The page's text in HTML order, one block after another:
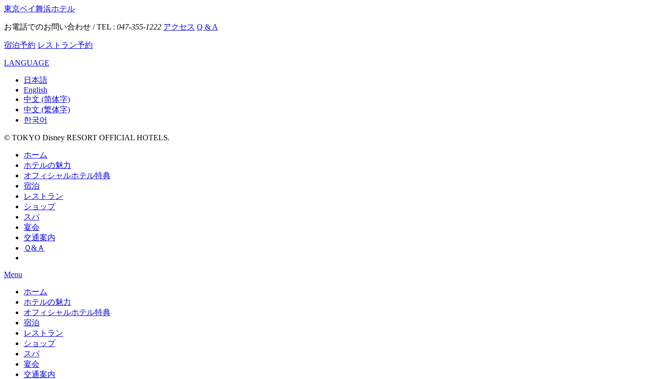
東京ベイ舞浜ホテル
お電話でのお問い合わせ / TEL : 047-355-1222 アクセス Q & A
宿泊予約 レストラン予約
LANGUAGE
日本語
English
中文 (简体字)
中文 (繁体字)
한국어
© TOKYO Disney RESORT OFFICIAL HOTELS.
ホーム
ホテルの魅力
オフィシャルホテル特典
宿泊
レストラン
ショップ
スパ
宴会
交通案内
Ｑ&Ａ
Menu
ホーム
ホテルの魅力
オフィシャルホテル特典
宿泊
レストラン
ショップ
スパ
宴会
交通案内